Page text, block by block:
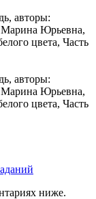
ниже.